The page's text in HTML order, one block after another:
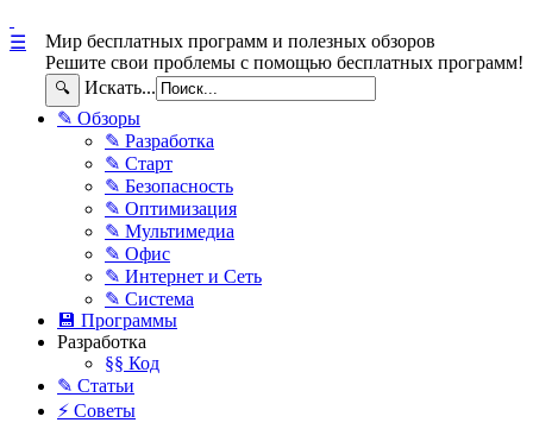
Мир бесплатных программ и полезных обзоров
Решите свои проблемы с помощью бесплатных программ!
🔍 Искать...
☰
✎ Обзоры
✎ Разработка
✎ Старт
✎ Безопасность
✎ Оптимизация
✎ Мультимедиа
✎ Офис
✎ Интернет и Сеть
✎ Система
💾 Программы
Разработка
§§ Код
✎ Статьи
⚡ Советы